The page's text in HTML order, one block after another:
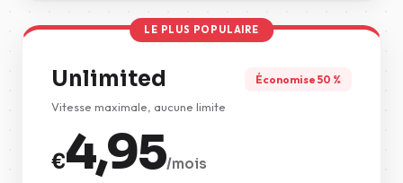
LE PLUS POPULAIRE
Unlimited Économise 50 %
Vitesse maximale, aucune limite
€4,95/mois